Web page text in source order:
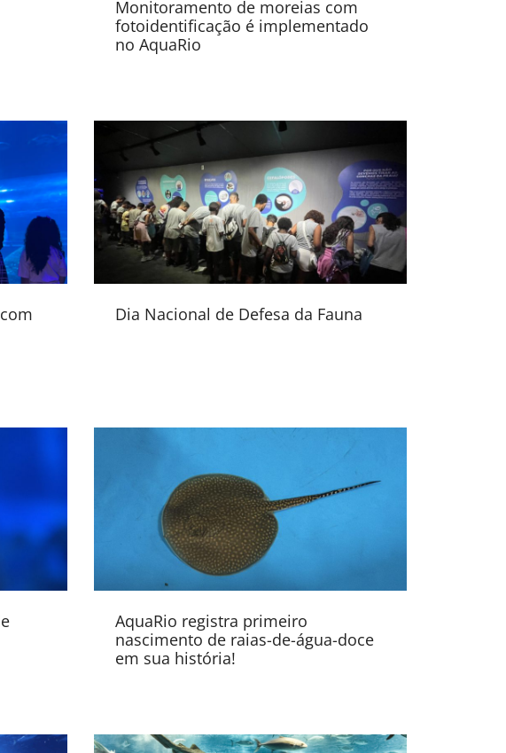
Monitoramento de moreias com
fotoidentificação é implementado
no AquaRio
Dia Nacional de Defesa da Fauna
AquaRio registra primeiro
nascimento de raias-de-água-doce
em sua história!